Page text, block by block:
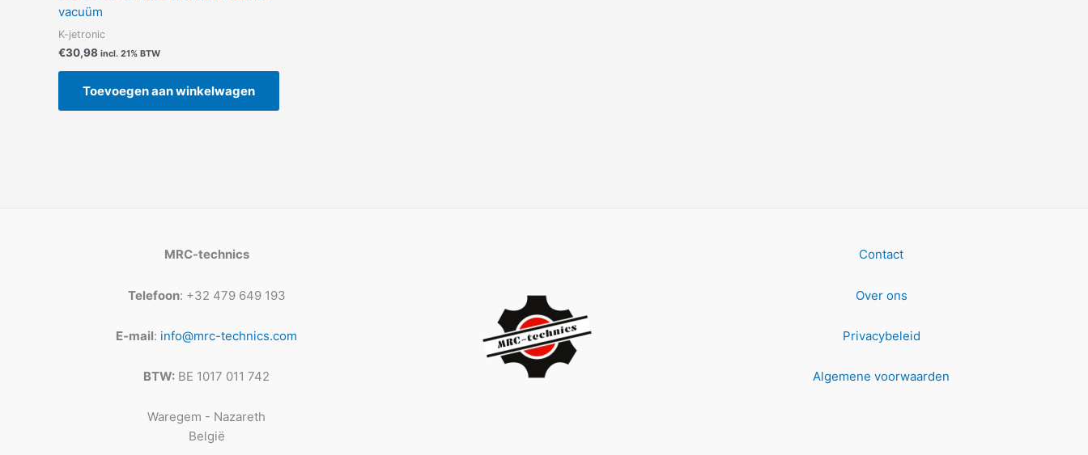
vacuüm
K-jetronic
€30,98 incl. 21% BTW
Toevoegen aan winkelwagen
MRC-technics
Telefoon: +32 479 649 193
E-mail: info@mrc-technics.com
BTW: BE 1017 011 742
Waregem - Nazareth
België
Contact
Over ons
Privacybeleid
Algemene voorwaarden